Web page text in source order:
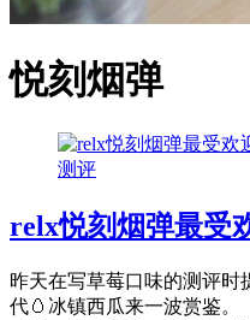
悦刻烟弹
测评
relx悦刻烟弹最受
昨天在写草莓口味的测评时
代🥚冰镇西瓜来一波赏鉴